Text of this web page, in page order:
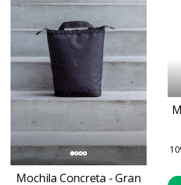
Mochila Concreta - Gran